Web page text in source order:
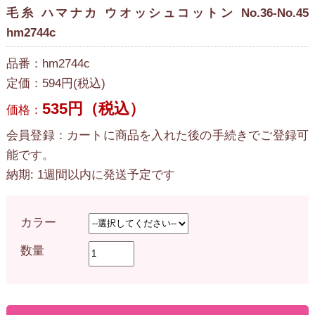
毛糸 ハマナカ ウオッシュコットン No.36-No.45
hm2744c
品番：hm2744c
定価：594円(税込)
価格： 535円（税込）
会員登録：カートに商品を入れた後の手続きでご登録可
能です。
納期: 1週間以内に発送予定です
カラー
数量